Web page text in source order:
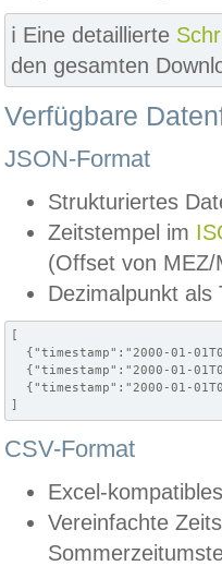
ℹ️ Eine detaillierte
den gesamten
Verfügbare
JSON-Format
Strukturiertes
Zeitstempel im
(Offset von MEZ/
Dezimalpunkt als
[
{"timestamp":"2000-01-
{"timestamp":"2000-01-
{"timestamp":"2000-01-
]
CSV-Format
Excel-
Vereinfachte